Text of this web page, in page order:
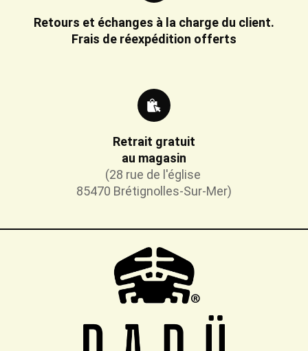
Retours et échanges à la charge du client.
Frais de réexpédition offerts
Retrait gratuit
au magasin
(28 rue de l'église
85470 Brétignolles-Sur-Mer)